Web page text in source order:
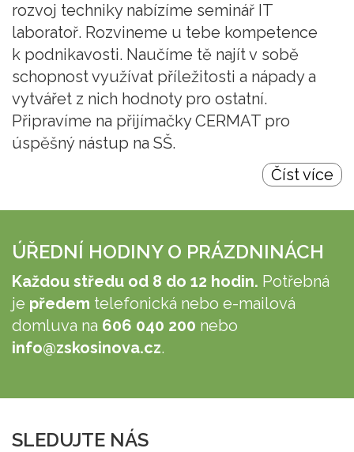
rozvoj techniky nabízíme seminář IT
laboratoř. Rozvineme u tebe kompetence
k podnikavosti. Naučíme tě najít v sobě
schopnost využívat příležitosti a nápady a
vytvářet z nich hodnoty pro ostatní.
Připravíme na přijímačky CERMAT pro
úspěšný nástup na SŠ.
Číst více
ÚŘEDNÍ HODINY O PRÁZDNINÁCH
Každou středu od 8 do 12 hodin. Potřebná
je předem telefonická nebo e-mailová
domluva na 606 040 200 nebo
info@zskosinova.cz.
SLEDUJTE NÁS